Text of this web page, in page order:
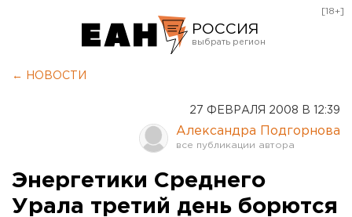
РОССИЯ
Оренбург
[18+]
← НОВОСТИ
27 ФЕВРАЛЯ 2008 В 12:39
Александра Подгорнова
Энергетики Среднего
Урала третий день борются